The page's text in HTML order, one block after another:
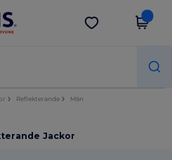
Hämta app
Reflekterande Män
Jackor